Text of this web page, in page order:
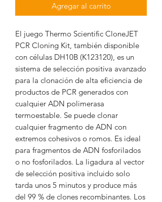
Agregar al carrito
El juego Thermo Scientific CloneJET
PCR Cloning Kit, también disponible
con células DH10B (K123120), es un
sistema de selección positiva avanzado
para la clonación de alta eficiencia de
productos de PCR generados con
cualquier ADN polimerasa
termoestable. Se puede clonar
cualquier fragmento de ADN con
extremos cohesivos o romos. Es ideal
para fragmentos de ADN fosforilados
o no fosforilados. La ligadura al vector
de selección positiva incluido solo
tarda unos 5 minutos y produce más
del 99 % de clones recombinantes. Los